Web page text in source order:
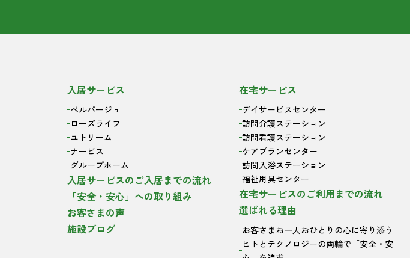
入居サービス
ベルパージュ
ローズライフ
ユトリーム
ナービス
グループホーム
入居サービスのご入居までの流れ
「安全・安心」への取り組み
お客さまの声
施設ブログ
在宅サービス
デイサービスセンター
訪問介護ステーション
訪問看護ステーション
ケアプランセンター
訪問入浴ステーション
福祉用具センター
在宅サービスのご利用までの流れ
選ばれる理由
お客さまお一人おひとりの心に寄り添う
ヒトとテクノロジーの両輪で「安全・安